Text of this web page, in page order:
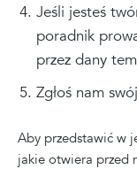
Jeśli jesteś
poradnik
przez dany
Zgłoś nam
Aby przedstawić w
jakie otwiera przed